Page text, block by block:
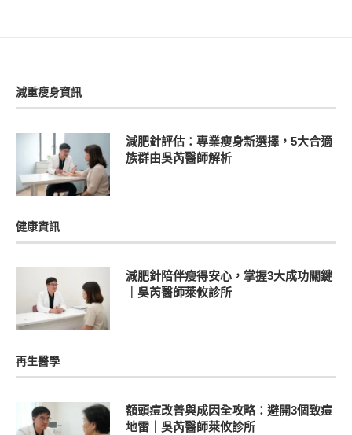
減重瘦身資訊
減肥針評估：專業瘦身新選擇，5大合適
族群由吳芮醫師解析
健康資訊
減肥針陪伴瘦得安心，掌握3大成功關鍵
｜吳芮醫師萊攸診所
再生醫學
額頭痘改善與成因全攻略：避開3個致痘
地雷｜吳芮醫師萊攸診所